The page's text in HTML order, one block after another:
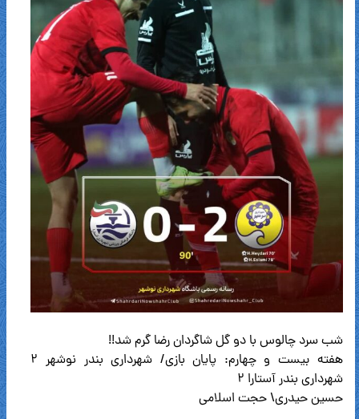
شب سرد چالوس با دو گل شاگردان رضا گرم شد!!
هفته بیست و چهارم: پایان بازى/ شهردارى بندر نوشهر ۲
شهردارى بندر آستارا ۲
حسین حیدرى\ حجت اسلامى